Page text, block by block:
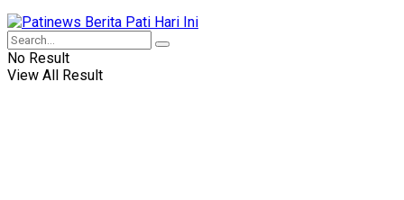
No Result
View All Result